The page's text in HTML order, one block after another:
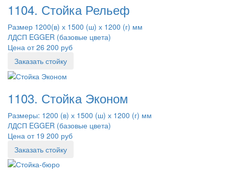
1104. Стойка Рельеф
Размер 1200(в) х 1500 (ш) х 1200 (г) мм
ЛДСП EGGER (базовые цвета)
Цена от 26 200 руб
Заказать стойку
1103. Стойка Эконом
Размеры: 1200 (в) х 1500 (ш) х 1200 (г) мм
ЛДСП EGGER (базовые цвета)
Цена от 19 200 руб
Заказать стойку